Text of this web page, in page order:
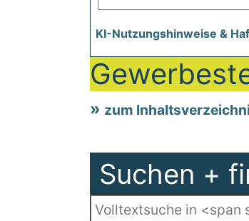
KI-Nutzungshinweise &
zum
Suchen +